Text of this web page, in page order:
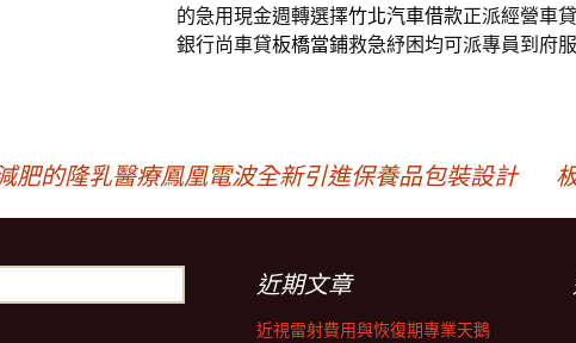
的急用現金週轉選擇竹北汽車借款正派經營車
銀行尚車貸板橋當鋪救急紓困均可派專員到府服
肥的隆乳醫療鳳凰電波全新引進保養品包裝設計
近期文章
近視雷射費用與恢復期專業天鵝